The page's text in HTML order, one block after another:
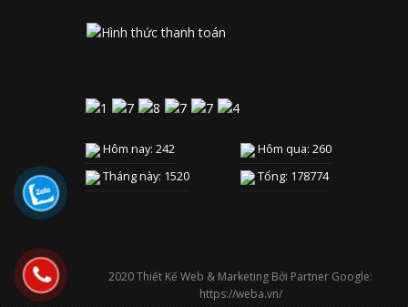
Hôm nay: 242
Hôm qua: 260
Tháng này: 1520
Tổng: 178774
2020 Thiết Kế Web & Marketing Bởi Partner Google:
https://weba.vn/